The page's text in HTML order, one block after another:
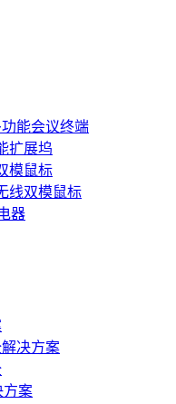
功能会议终端
扩展坞
模鼠标
线双模鼠标
器
决方案
方案